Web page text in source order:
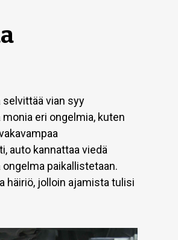
vian syy
eri ongelmia, kuten
auto kannattaa viedä
paikallistetaan.
häiriö, jolloin ajamista tulisi